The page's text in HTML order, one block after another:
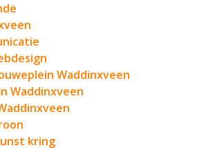
Waddinxveen
Waddinxveen
kring